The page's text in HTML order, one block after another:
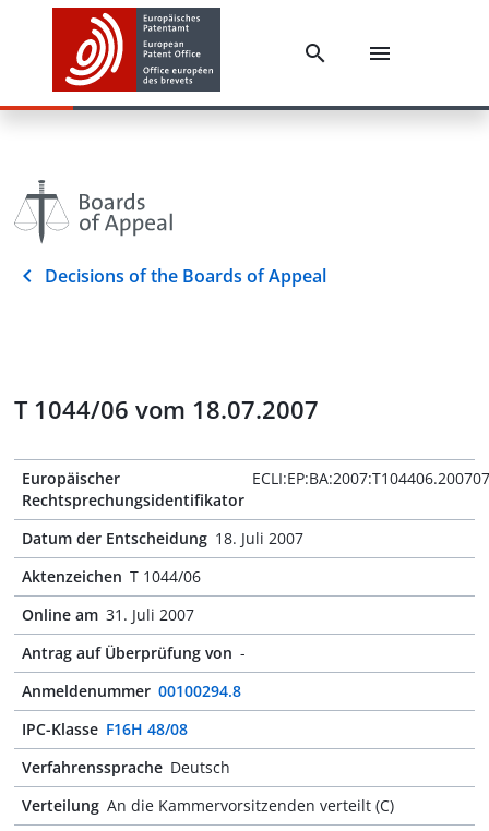
Decisions of the Boards of Appeal
T 1044/06 vom 18.07.2007
Europäischer
Rechtsprechungsidentifikator
Datum der Entscheidung 18. Juli 2007
Aktenzeichen T 1044/06
Online am 31. Juli 2007
Antrag auf Überprüfung von -
Anmeldenummer 00100294.8
IPC-Klasse F16H 48/08
Verfahrenssprache Deutsch
Verteilung An die Kammervorsitzenden verteilt (C)